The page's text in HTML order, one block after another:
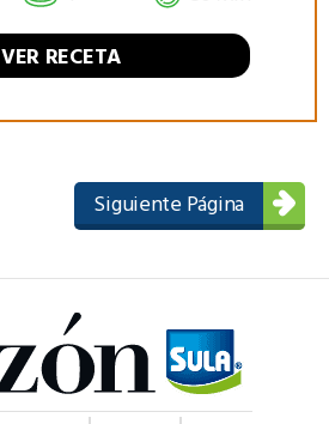
VER RECETA
Siguiente Página